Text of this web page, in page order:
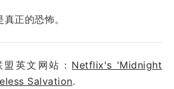
正的恐怖。
英文网站： Netflix's 'Midnight
Salvation.